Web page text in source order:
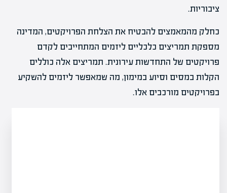
ציבוריות.
כחלק מהמאמצים להבטיח את הצלחת הפרויקטים, המדינה
מספקת תמריצים כלכליים ליזמים המתחייבים לקדם
פרויקטים של התחדשות עירונית. תמריצים אלה כוללים
הקלות במסים וסיוע במימון, מה שמאפשר ליזמים להשקיע
בפרויקטים מורכבים אלו.